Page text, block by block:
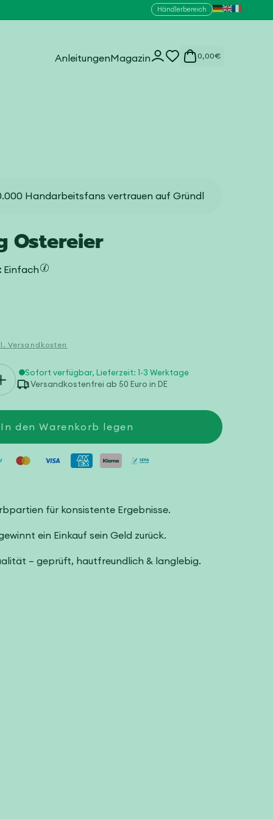
Händlerbereich
AnleitungenMagazinEinloggen 0,00€
0
Artikel
Handarbeitsfans vertrauen auf Gründl
Ostereier
Einfach
Versandkosten
Erhöhe
die
für
Ostereier
Sofort verfügbar, Lieferzeit: 1-3 Werktage
Versandkostenfrei ab 50 Euro in DE
In den Warenkorb legen
für konsistente Ergebnisse.
ein Einkauf sein Geld zurück.
– geprüft, hautfreundlich & langlebig.